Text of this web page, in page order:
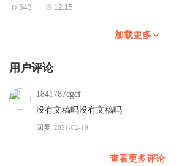
543 12:15
加载更多
用户评论
1841787cgcf
没有文稿吗没有文稿吗
回复 2021-02-19
查看更多评论